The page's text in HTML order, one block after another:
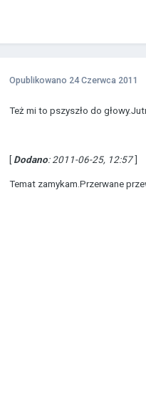
Opublikowano 24 Czerwca 2011
Też mi to pszyszło do
[ Dodano: 2011-06-25, 12:57]
Temat zamykam.Przerwane